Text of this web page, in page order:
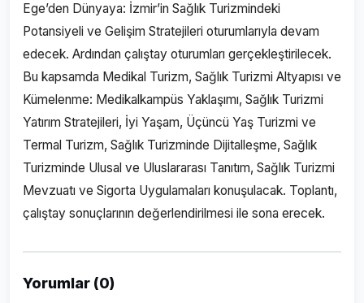
Ege’den Dünyaya: İzmir’in Sağlık Turizmindeki
Potansiyeli ve Gelişim Stratejileri oturumlarıyla devam
edecek. Ardından çalıştay oturumları gerçekleştirilecek.
Bu kapsamda Medikal Turizm, Sağlık Turizmi Altyapısı ve
Kümelenme: Medikalkampüs Yaklaşımı, Sağlık Turizmi
Yatırım Stratejileri, İyi Yaşam, Üçüncü Yaş Turizmi ve
Termal Turizm, Sağlık Turizminde Dijitalleşme, Sağlık
Turizminde Ulusal ve Uluslararası Tanıtım, Sağlık Turizmi
Mevzuatı ve Sigorta Uygulamaları konuşulacak. Toplantı,
çalıştay sonuçlarının değerlendirilmesi ile sona erecek.
Yorumlar (0)